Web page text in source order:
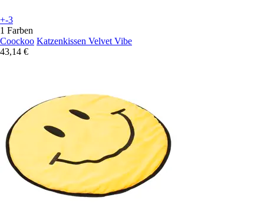
+-3
1 Farben
Coockoo Katzenkissen Velvet Vibe
43,14 €